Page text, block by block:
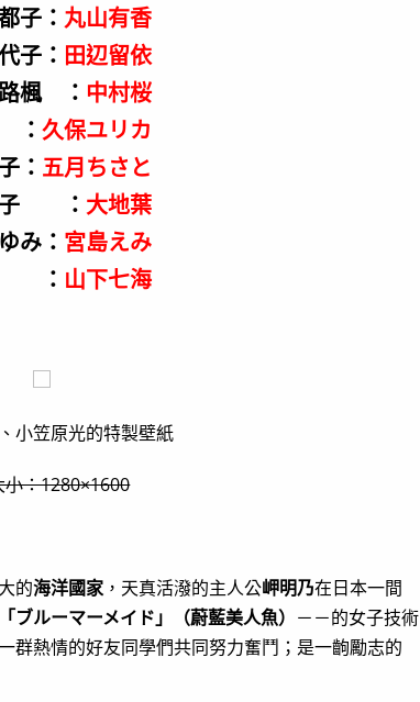
子： 丸山有香
子： 田辺留依
楓 ： 中村桜
： 久保ユリカ
： 五月ちさと
子 ： 大地葉
み： 宮島えみ
： 山下七海
小笠原光的特製壁紙
小：1280×1600
的海洋國家 ，天真活潑的主人公岬明乃在日本一間
「ブルーマーメイド」（蔚藍美人魚） －－的女子技術
群熱情的好友同學們共同努力奮鬥；是一齣勵志的